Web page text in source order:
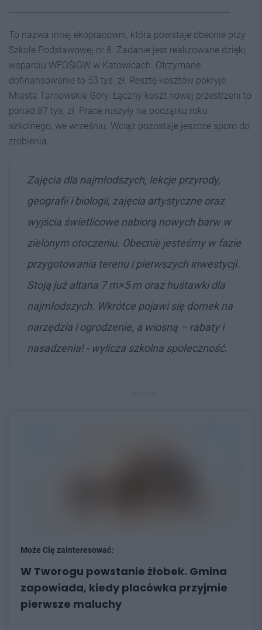
To nazwa innej ekopracowni, która powstaje obecnie przy
Szkole Podstawowej nr 8. Zadanie jest realizowane dzięki
wsparciu WFOŚiGW w Katowicach. Otrzymane
dofinansowanie to 53 tys. zł. Resztę kosztów pokryje
Miasta Tarnowskie Góry. Łączny koszt nowej przestrzeni to
ponad 87 tys. zł. Prace ruszyły na początku roku
szkolnego, we wrześniu. Wciąż pozostaje jeszcze sporo do
zrobienia.
Zajęcia dla najmłodszych, lekcje przyrody,
geografii i biologii, zajęcia artystyczne oraz
wyjścia świetlicowe nabiorą nowych barw w
zielonym otoczeniu. Obecnie jesteśmy w fazie
przygotowania terenu i pierwszych inwestycji.
Stoją już altana 7 m×5 m oraz huśtawki dla
najmłodszych. Wkrótce pojawi się domek na
narzędzia i ogrodzenie, a wiosną – rabaty i
nasadzenia! - wylicza szkolna społeczność.
Może Cię zainteresować:
W Tworogu powstanie żłobek. Gmina
zapowiada, kiedy placówka przyjmie
pierwsze maluchy